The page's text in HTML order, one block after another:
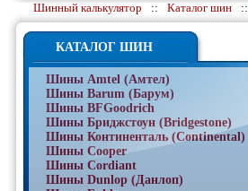
Шинный калькулятор :: Каталог шин ::
КАТАЛОГ ШИН
Шины Amtel (Амтел)
Шины Barum (Барум)
Шины BFGoodrich
Шины Бриджстоун (Bridgestone)
Шины Континенталь (Continental)
Шины Cooper
Шины Cordiant
Шины Dunlop (Данлоп)